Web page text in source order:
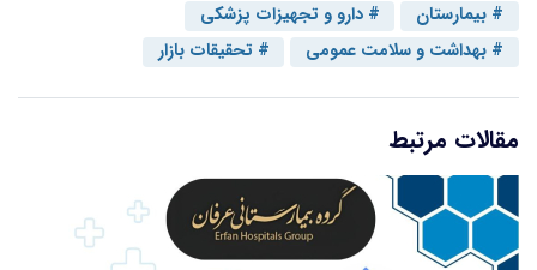
بیمارستان
دارو و تجهیزات پزشکی
بهداشت و سلامت عمومی
تحقیقات بازار
مقالات مرتبط